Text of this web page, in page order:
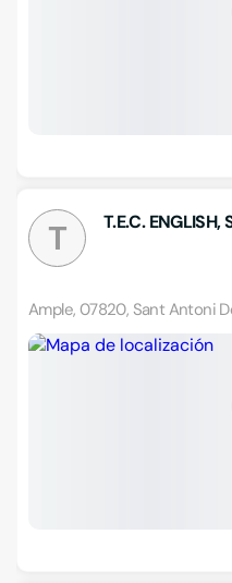
T T.E.C. ENGLISH,
Ample, 07820, Sant Antoni